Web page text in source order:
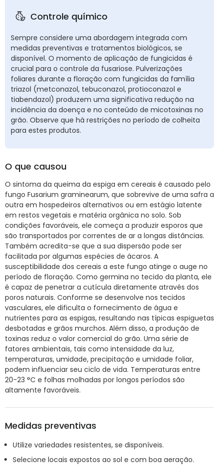
Controle químico
Sempre considere uma abordagem integrada com
medidas preventivas e tratamentos biológicos, se
disponível. O momento de aplicação de fungicidas é
crucial para o controle da fusariose. Pulverizações
foliares durante a floração com fungicidas da família
triazol (metconazol, tebuconazol, protioconazol e
tiabendazol) produzem uma significativa redução na
incidência da doença e no conteúdo de micotoxinas no
grão. Observe que há restrições no período de colheita
para estes produtos.
O que causou
O sintoma da queima da espiga em cereais é causado pelo
fungo Fusarium graminearum, que sobrevive de uma safra a
outra em hospedeiros alternativos ou em estágio latente
em restos vegetais e matéria orgânica no solo. Sob
condições favoráveis, ele começa a produzir esporos que
são transportados por correntes de ar a longas distâncias.
Também acredita-se que a sua dispersão pode ser
facilitada por algumas espécies de ácaros. A
susceptibilidade dos cereais a este fungo atinge o auge no
período de floração. Como germina no tecido da planta, ele
é capaz de penetrar a cutícula diretamente através dos
poros naturais. Conforme se desenvolve nos tecidos
vasculares, ele dificulta o fornecimento de água e
nutrientes para as espigas, resultando nas típicas espiguetas
desbotadas e grãos murchos. Além disso, a produção de
toxinas reduz o valor comercial do grão. Uma série de
fatores ambientais, tais como intensidade da luz,
temperaturas, umidade, precipitação e umidade foliar,
podem influenciar seu ciclo de vida. Temperaturas entre
20-23 °C e folhas molhadas por longos períodos são
altamente favoráveis.
Medidas preventivas
Utilize variedades resistentes, se disponíveis.
Selecione locais expostos ao sol e com boa aeração.